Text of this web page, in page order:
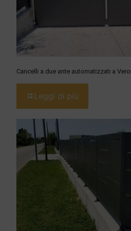
Cancelli a due ante automatizzati a
Leggi di più